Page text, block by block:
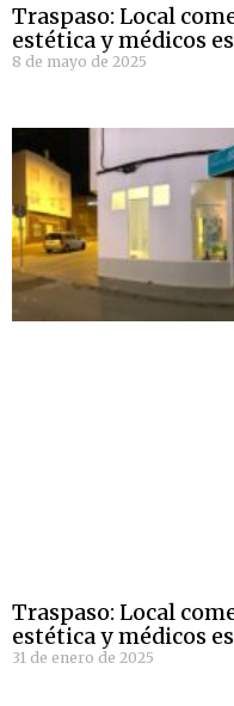
Traspaso: Local
estética y médicos
8 de mayo de 2025
Traspaso: Local
estética y médicos
31 de enero de 2025